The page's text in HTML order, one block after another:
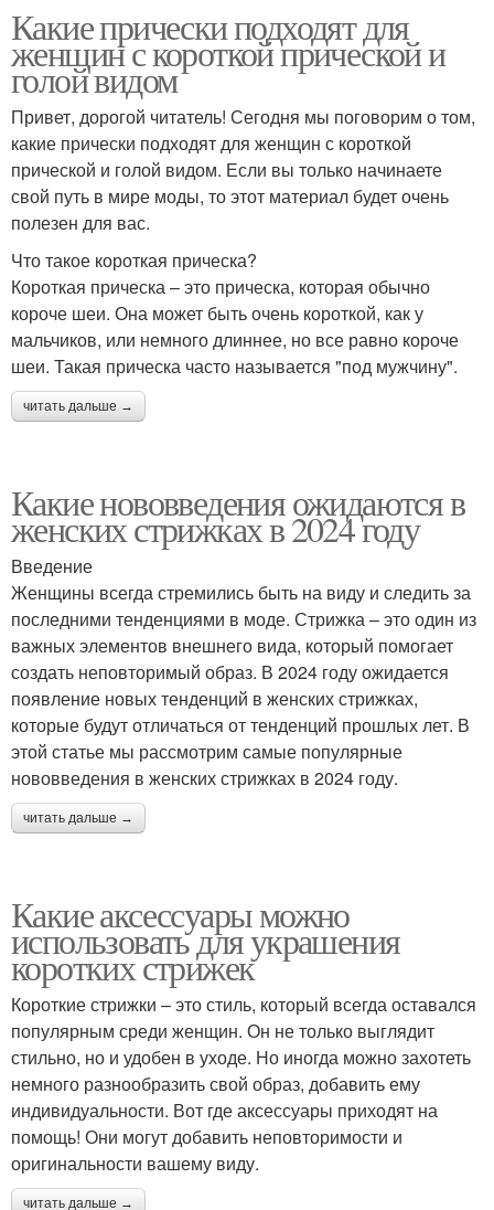
Какие прически подходят для
женщин с короткой прической и
голой видом
Привет, дорогой читатель! Сегодня мы поговорим о том,
какие прически подходят для женщин с короткой
прической и голой видом. Если вы только начинаете
свой путь в мире моды, то этот материал будет очень
полезен для вас.
Что такое короткая прическа?
Короткая прическа – это прическа, которая обычно
короче шеи. Она может быть очень короткой, как у
мальчиков, или немного длиннее, но все равно короче
шеи. Такая прическа часто называется "под мужчину".
читать дальше →
Какие нововведения ожидаются в
женских стрижках в 2024 году
Введение
Женщины всегда стремились быть на виду и следить за
последними тенденциями в моде. Стрижка – это один из
важных элементов внешнего вида, который помогает
создать неповторимый образ. В 2024 году ожидается
появление новых тенденций в женских стрижках,
которые будут отличаться от тенденций прошлых лет. В
этой статье мы рассмотрим самые популярные
нововведения в женских стрижках в 2024 году.
читать дальше →
Какие аксессуары можно
использовать для украшения
коротких стрижек
Короткие стрижки – это стиль, который всегда оставался
популярным среди женщин. Он не только выглядит
стильно, но и удобен в уходе. Но иногда можно захотеть
немного разнообразить свой образ, добавить ему
индивидуальности. Вот где аксессуары приходят на
помощь! Они могут добавить неповторимости и
оригинальности вашему виду.
читать дальше →